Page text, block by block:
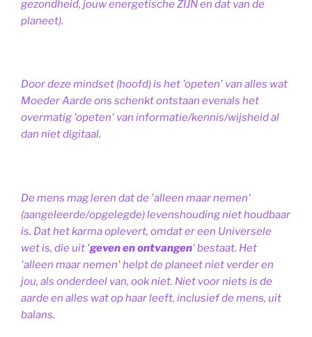
gezondheid, jouw energetische ZIJN en dat van de
planeet).
Door deze mindset (hoofd) is het 'opeten' van alles wat
Moeder Aarde ons schenkt ontstaan evenals het
overmatig 'opeten' van informatie/kennis/wijsheid al
dan niet digitaal.
De mens mag leren dat de 'alleen maar nemen'
(aangeleerde/opgelegde) levenshouding niet houdbaar
is. Dat het karma oplevert, omdat er een Universele
wet is, die uit 'geven en ontvangen' bestaat. Het
'alleen maar nemen' helpt de planeet niet verder en
jou, als onderdeel van, ook niet. Niet voor niets is de
aarde en alles wat op haar leeft, inclusief de mens, uit
balans.